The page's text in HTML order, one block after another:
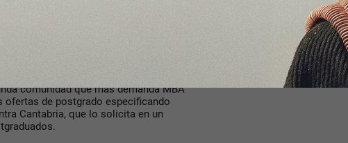
sigue ocupando el primer lugar con el
comunidad que más demanda MBA
ofertas de postgrado especificando
Cantabria, que lo solicita en un